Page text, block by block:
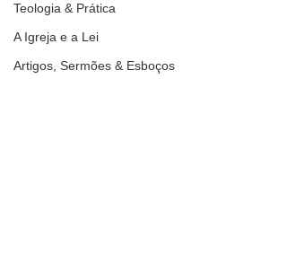
Teologia & Prática
A Igreja e a Lei
Artigos, Sermões & Esboços